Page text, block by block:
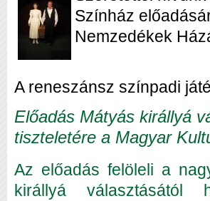
Színház
Nemzedékek
A reneszánsz színpadi
Előadás Mátyás királlyá
tiszteletére a Magyar
Az előadás felöleli a
királlyá választásától